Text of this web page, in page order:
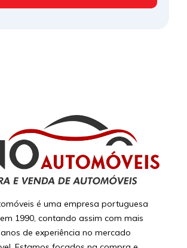
é uma empresa portuguesa
1990, contando assim com mais
de experiência no mercado